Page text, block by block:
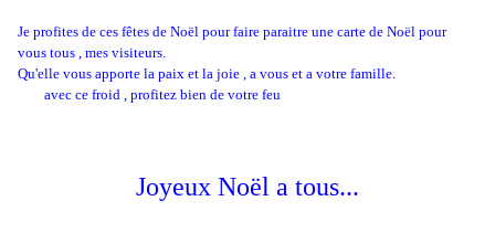
Je profites de ces fêtes de Noël pour faire paraitre une carte de Noël pour
vous tous , mes visiteurs.
Qu'elle vous apporte la paix et la joie , a vous et a votre famille.
avec ce froid , profitez bien de votre feu
Joyeux Noël a tous...